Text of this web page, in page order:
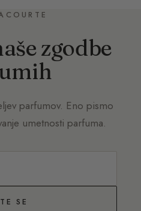
zgodbe
parfumov. Eno pismo
umetnosti parfuma.
SE